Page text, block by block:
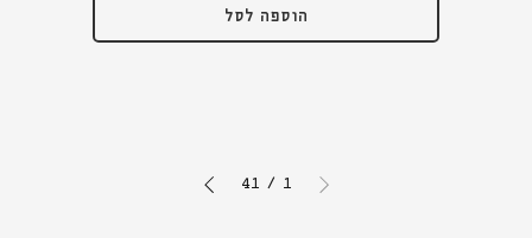
הוספה לסל
1
/
41